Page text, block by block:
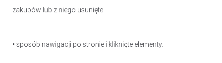
zakupów lub z niego usunięte
• sposób nawigacji po stronie i kliknięte elementy.